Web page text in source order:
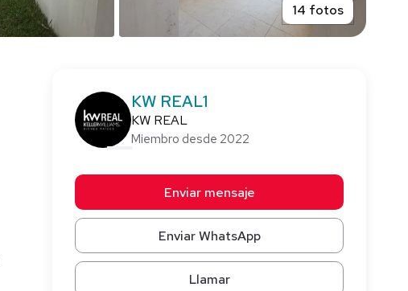
14 fotos
KW REAL1
KW REAL
Miembro desde 2022
Enviar mensaje
Enviar WhatsApp
Llamar